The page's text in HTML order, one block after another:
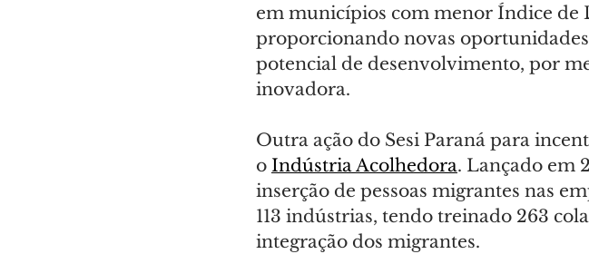
em municípios com menor Índice
proporcionando novas
potencial de desenvolvimento, por
inovadora.
Outra ação do Sesi Paraná para
o Indústria Acolhedora. Lançado em
inserção de pessoas migrantes nas
113 indústrias, tendo treinado 263
integração dos migrantes.